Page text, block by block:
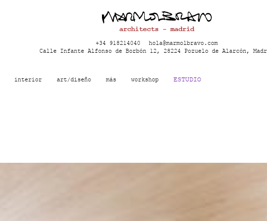
architects - madrid
+34 918214040
hola@marmolbravo.com
Calle Infante Alfonso de Borbón 12, 28224 Pozuelo de Alarcón,
interior art/diseño más workshop ESTUDIO